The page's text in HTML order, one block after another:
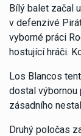
Bílý balet začal
v defenzivé
vyborné práci
hostující hráči.
Los Blancos
dostal výbornou
zásadního
Druhý poločas